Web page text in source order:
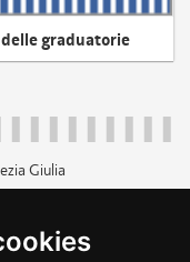
graduatorie
Giulia